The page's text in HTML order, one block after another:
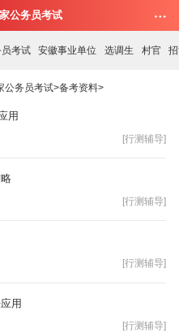
公务员考试
考试 安徽事业单位 选调生 村官
公务员考试>备考资料>
用
[行测辅导]
[行测辅导]
[行测辅导]
用
[行测辅导]